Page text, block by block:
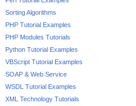
Sorting Algorithms
PHP Tutorial Examples
PHP Modules Tutorials
Python Tutorial Examples
VBScript Tutorial Examples
SOAP & Web Service
WSDL Tutorial Examples
XML Technology Tutorials